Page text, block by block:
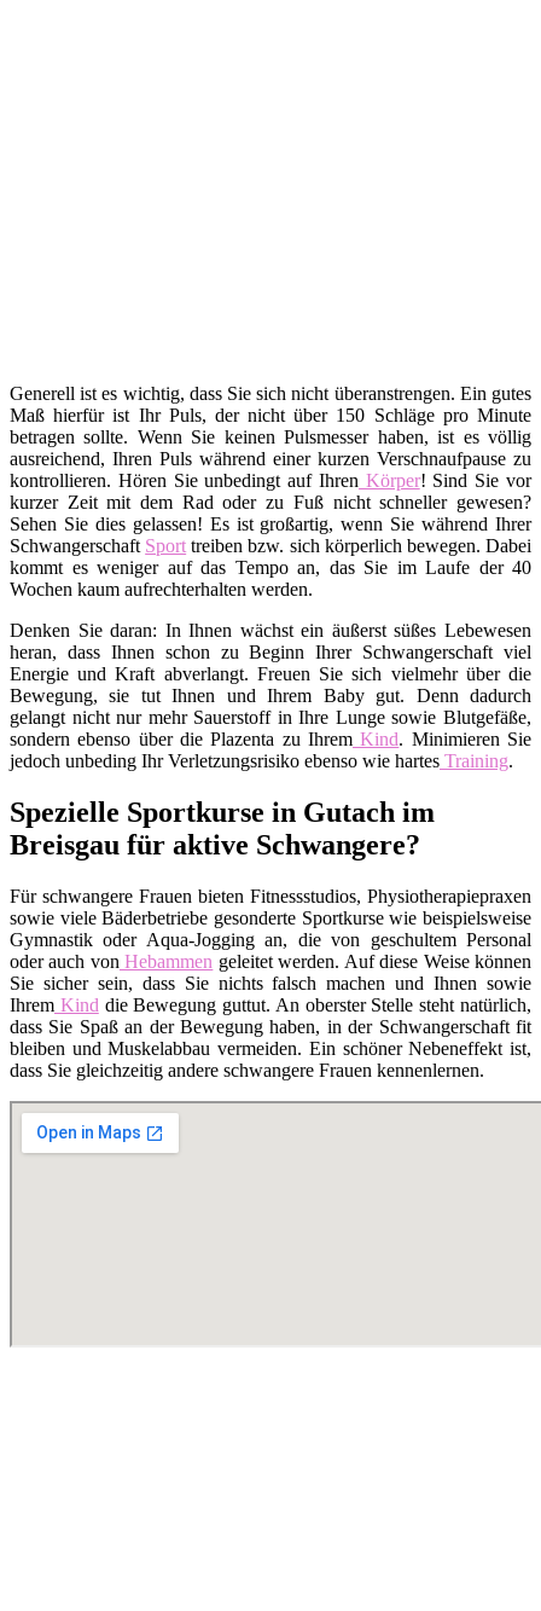
Generell ist es wichtig, dass Sie sich nicht überanstrengen. Ein gutes
Maß hierfür ist Ihr Puls, der nicht über 150 Schläge pro Minute
betragen sollte. Wenn Sie keinen Pulsmesser haben, ist es völlig
ausreichend, Ihren Puls während einer kurzen Verschnaufpause zu
kontrollieren. Hören Sie unbedingt auf Ihren Körper! Sind Sie vor
kurzer Zeit mit dem Rad oder zu Fuß nicht schneller gewesen?
Sehen Sie dies gelassen! Es ist großartig, wenn Sie während Ihrer
Schwangerschaft Sport treiben bzw. sich körperlich bewegen. Dabei
kommt es weniger auf das Tempo an, das Sie im Laufe der 40
Wochen kaum aufrechterhalten werden.
Denken Sie daran: In Ihnen wächst ein äußerst süßes Lebewesen
heran, dass Ihnen schon zu Beginn Ihrer Schwangerschaft viel
Energie und Kraft abverlangt. Freuen Sie sich vielmehr über die
Bewegung, sie tut Ihnen und Ihrem Baby gut. Denn dadurch
gelangt nicht nur mehr Sauerstoff in Ihre Lunge sowie Blutgefäße,
sondern ebenso über die Plazenta zu Ihrem Kind. Minimieren Sie
jedoch unbeding Ihr Verletzungsrisiko ebenso wie hartes Training.
Spezielle Sportkurse in Gutach im
Breisgau für aktive Schwangere?
Für schwangere Frauen bieten Fitnessstudios, Physiotherapiepraxen
sowie viele Bäderbetriebe gesonderte Sportkurse wie beispielsweise
Gymnastik oder Aqua-Jogging an, die von geschultem Personal
oder auch von Hebammen geleitet werden. Auf diese Weise können
Sie sicher sein, dass Sie nichts falsch machen und Ihnen sowie
Ihrem Kind die Bewegung guttut. An oberster Stelle steht natürlich,
dass Sie Spaß an der Bewegung haben, in der Schwangerschaft fit
bleiben und Muskelabbau vermeiden. Ein schöner Nebeneffekt ist,
dass Sie gleichzeitig andere schwangere Frauen kennenlernen.